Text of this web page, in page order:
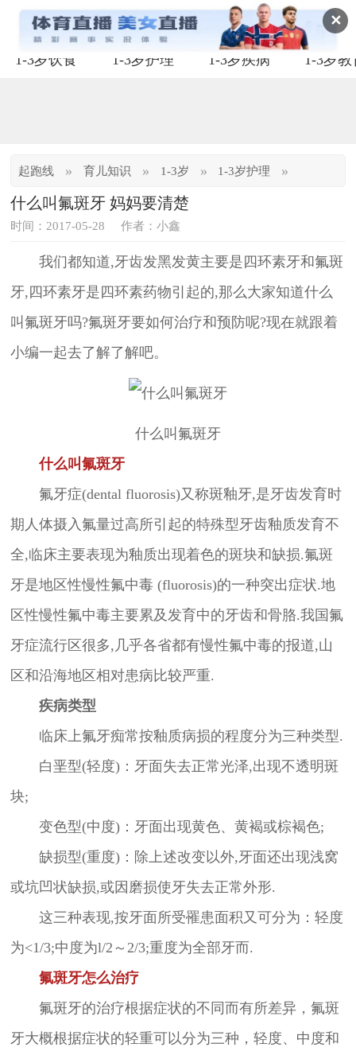
✕
1-3岁饮食 1-3岁护理 1-3岁疾病 1-3岁教
起跑线 » 育儿知识 » 1-3岁 » 1-3岁护理 »
什么叫氟斑牙 妈妈要清楚
时间：2017-05-28 作者：小鑫
我们都知道,牙齿发黑发黄主要是四环素牙和氟斑
牙,四环素牙是四环素药物引起的,那么大家知道什么
叫氟斑牙吗?氟斑牙要如何治疗和预防呢?现在就跟着
小编一起去了解了解吧。
什么叫氟斑牙
什么叫氟斑牙
氟牙症(dental fluorosis)又称斑釉牙,是牙齿发育时
期人体摄入氟量过高所引起的特殊型牙齿釉质发育不
全,临床主要表现为釉质出现着色的斑块和缺损.氟斑
牙是地区性慢性氟中毒 (fluorosis)的一种突出症状.地
区性慢性氟中毒主要累及发育中的牙齿和骨胳.我国氟
牙症流行区很多,几乎各省都有慢性氟中毒的报道,山
区和沿海地区相对患病比较严重.
疾病类型
临床上氟牙痴常按釉质病损的程度分为三种类型.
白垩型(轻度)：牙面失去正常光泽,出现不透明斑
块;
变色型(中度)：牙面出现黄色、黄褐或棕褐色;
缺损型(重度)：除上述改变以外,牙面还出现浅窝
或坑凹状缺损,或因磨损使牙失去正常外形.
这三种表现,按牙面所受罹患面积又可分为：轻度
为<1/3;中度为l/2～2/3;重度为全部牙而.
氟斑牙怎么治疗
氟斑牙的治疗根据症状的不同而有所差异，氟斑
牙大概根据症状的轻重可以分为三种，轻度、中度和